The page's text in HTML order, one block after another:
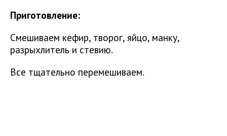
Приготовление:
Смешиваем кефир, творог, яйцо, манку,
разрыхлитель и стевию.
Все тщательно перемешиваем.